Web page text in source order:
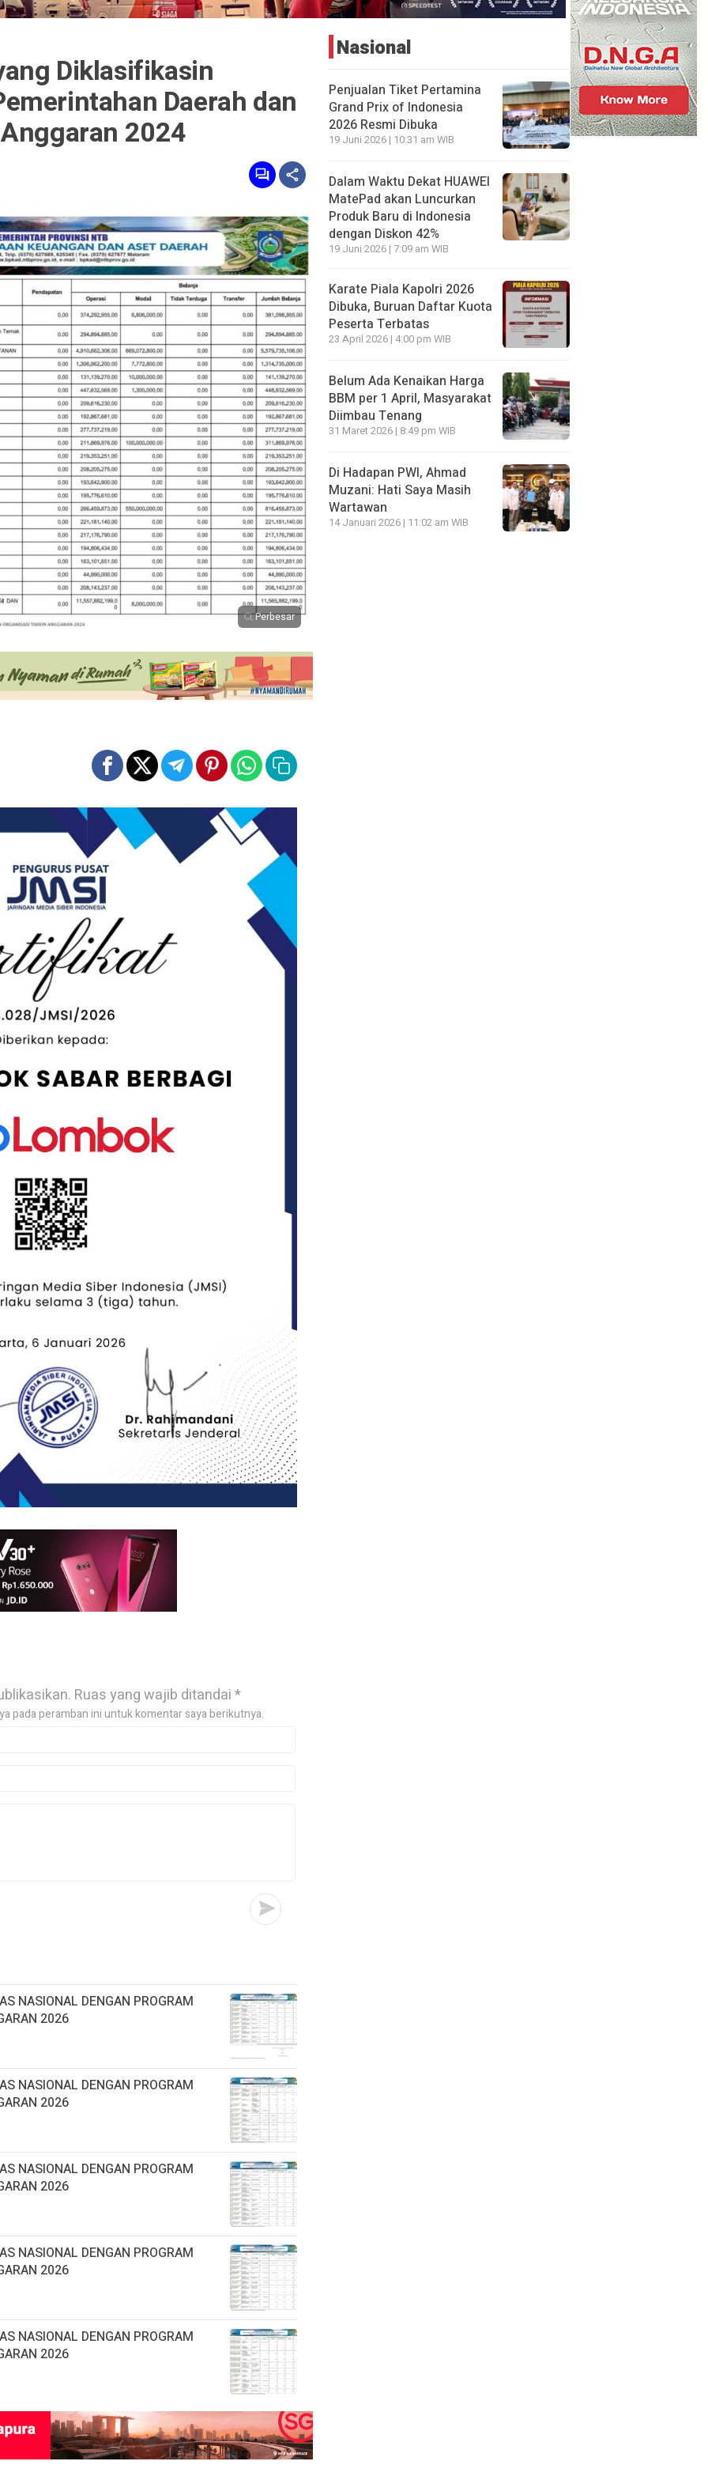
Diklasifikasin
Daerah dan
2024
Perbesar
Ruas yang wajib ditandai*
pada peramban ini untuk komentar saya berikutnya.
NASIONAL DENGAN PROGRAM
2026
NASIONAL DENGAN PROGRAM
2026
NASIONAL DENGAN PROGRAM
2026
NASIONAL DENGAN PROGRAM
2026
NASIONAL DENGAN PROGRAM
2026
Nasional
Penjualan Tiket Pertamina
Grand Prix of Indonesia
2026 Resmi Dibuka
19 Juni 2026 | 10:31 am WIB
Dalam Waktu Dekat HUAWEI
MatePad akan Luncurkan
Produk Baru di Indonesia
dengan Diskon 42%
19 Juni 2026 | 7:09 am WIB
Karate Piala Kapolri 2026
Dibuka, Buruan Daftar Kuota
Peserta Terbatas
23 April 2026 | 4:00 pm WIB
Belum Ada Kenaikan Harga
BBM per 1 April, Masyarakat
Diimbau Tenang
31 Maret 2026 | 8:49 pm WIB
Di Hadapan PWI, Ahmad
Muzani: Hati Saya Masih
Wartawan
14 Januari 2026 | 11:02 am WIB